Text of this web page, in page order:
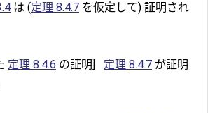
は (定理 8.4.7 を仮定して) 証明され
定理 8.4.6 の証明] 定理 8.4.7 が証明